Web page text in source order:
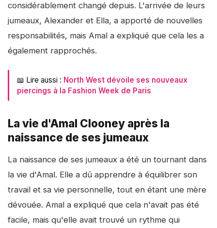
considérablement changé depuis. L'arrivée de leurs
jumeaux, Alexander et Ella, a apporté de nouvelles
responsabilités, mais Amal a expliqué que cela les a
également rapprochés.
📖 Lire aussi : North West dévoile ses nouveaux
piercings à la Fashion Week de Paris
La vie d'Amal Clooney après la
naissance de ses jumeaux
La naissance de ses jumeaux a été un tournant dans
la vie d'Amal. Elle a dû apprendre à équilibrer son
travail et sa vie personnelle, tout en étant une mère
dévouée. Amal a expliqué que cela n'avait pas été
facile, mais qu'elle avait trouvé un rythme qui